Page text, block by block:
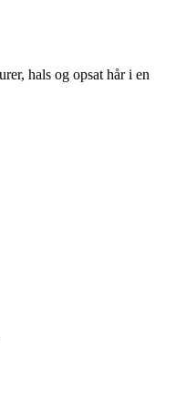
hals og opsat hår i en